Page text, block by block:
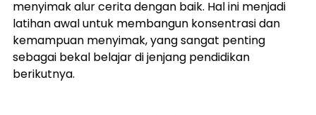
menyimak alur cerita dengan baik. Hal ini menjadi
latihan awal untuk membangun konsentrasi dan
kemampuan menyimak, yang sangat penting
sebagai bekal belajar di jenjang pendidikan
berikutnya.